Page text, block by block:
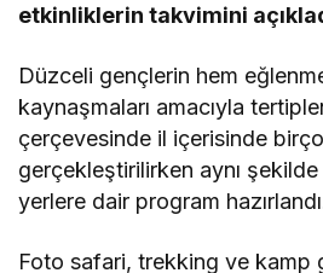
etkinliklerin takvimini
Düzceli gençlerin hem
kaynaşmaları amacıyla
çerçevesinde il içerisinde
gerçekleştirilirken aynı şekilde
yerlere dair program
Foto safari, trekking ve kamp